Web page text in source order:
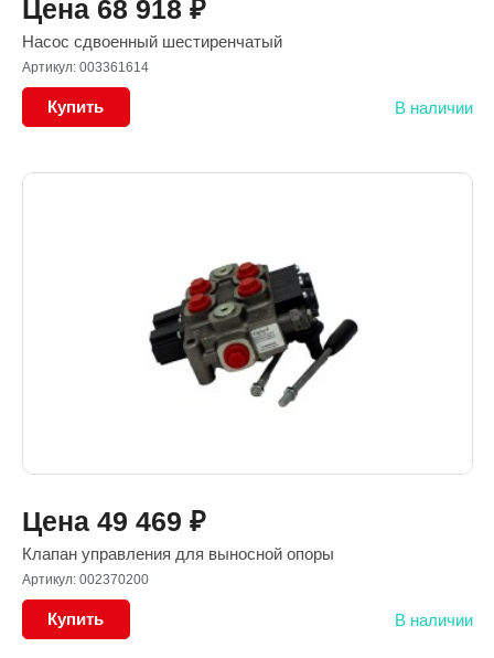
Цена 68 918 ₽
Насос сдвоенный шестиренчатый
Артикул: 003361614
Купить В наличии
Цена 49 469 ₽
Клапан управления для выносной опоры
Артикул: 002370200
Купить В наличии